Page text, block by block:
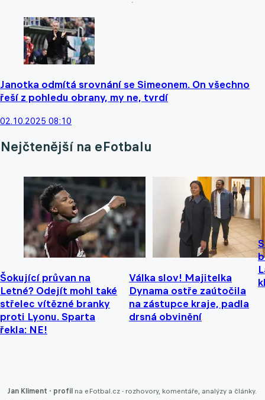
Janotka odmítá srovnání se Simeonem. On všechno
řeší z pohledu obrany, my ne, tvrdí
02.10.2025 08:10
Nejčtenější na eFotbalu
Šokující průvan na
Letné? Odejít mohl také
střelec vítězné branky
proti Lyonu. Sparta
řekla: NE!
Válka slov! Majitelka
Dynama ostře zaútočila
na zástupce kraje, padla
drsná obvinění
Jan Kliment - profil na eFotbal.cz - rozhovory, komentáře, analýzy a články.